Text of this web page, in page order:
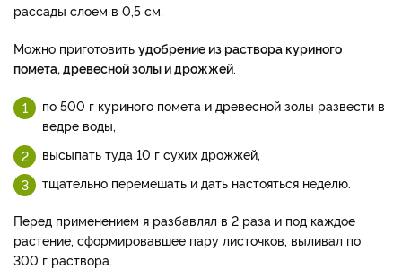
рассады слоем в 0,5 см.
Можно приготовить удобрение из раствора куриного
помета, древесной золы и дрожжей.
по 500 г куриного помета и древесной золы развести в
ведре воды,
высыпать туда 10 г сухих дрожжей,
тщательно перемешать и дать настояться неделю.
Перед применением я разбавлял в 2 раза и под каждое
растение, сформировавшее пару листочков, выливал по
300 г раствора.